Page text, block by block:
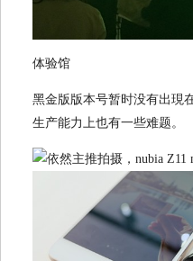
体验馆
黑金版版本号暂时没有出現
生产能力上也有一些难题。